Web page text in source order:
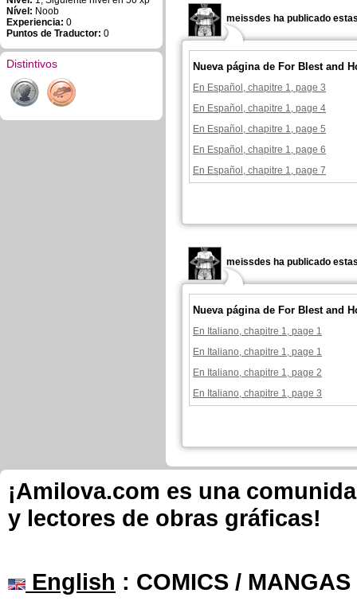
Nível: Noob
Experiencia: 0
Puntos de Traductor: 0
Distintivos
meissdes ha publicado
Nueva página de For Blest and
En Español, chapitre 1, page 3
En Español, chapitre 1, page 4
En Español, chapitre 1, page 5
En Español, chapitre 1, page 6
En Español, chapitre 1, page 7
meissdes ha publicado
Nueva página de For Blest and
En Italiano, chapitre 1, page 1
En Italiano, chapitre 1, page 1
En Italiano, chapitre 1, page 2
En Italiano, chapitre 1, page 3
¡Amilova.com es una
y lectores de obras gráficas!
English : COMICS /